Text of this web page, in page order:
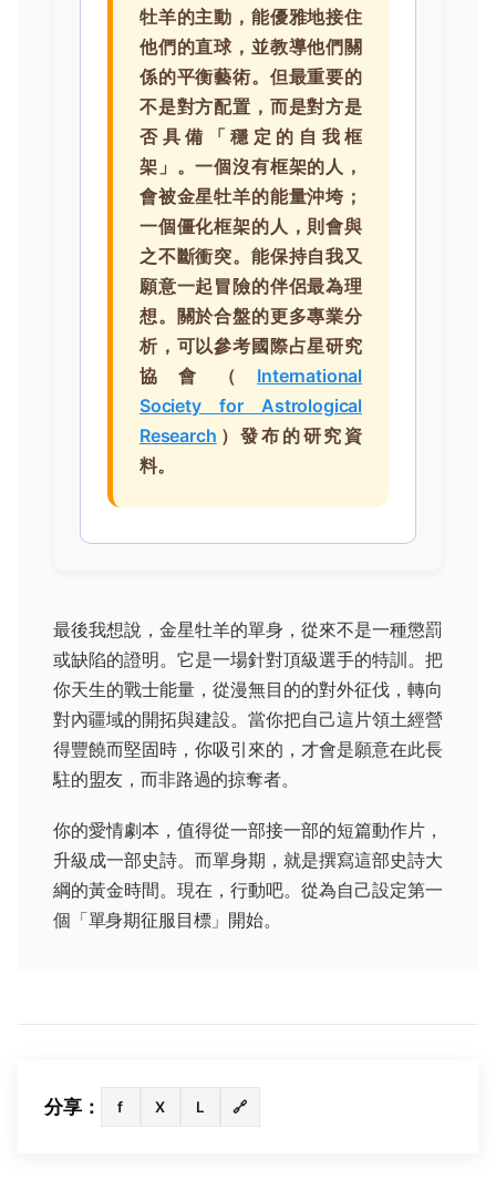
牡羊的主動，能優雅地接住
他們的直球，並教導他們關
係的平衡藝術。但最重要的
不是對方配置，而是對方是
否具備「穩定的自我框
架」。一個沒有框架的人，
會被金星牡羊的能量沖垮；
一個僵化框架的人，則會與
之不斷衝突。能保持自我又
願意一起冒險的伴侶最為理
想。關於合盤的更多專業分
析，可以參考國際占星研究
協會（ International
Society for Astrological
Research ）發布的研究資
料。
最後我想說，金星牡羊的單身，從來不是一種懲罰
或缺陷的證明。它是一場針對頂級選手的特訓。把
你天生的戰士能量，從漫無目的的對外征伐，轉向
對內疆域的開拓與建設。當你把自己這片領土經營
得豐饒而堅固時，你吸引來的，才會是願意在此長
駐的盟友，而非路過的掠奪者。
你的愛情劇本，值得從一部接一部的短篇動作片，
升級成一部史詩。而單身期，就是撰寫這部史詩大
綱的黃金時間。現在，行動吧。從為自己設定第一
個「單身期征服目標」開始。
分享： f X L 🔗